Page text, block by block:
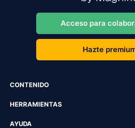
Acceso para
Hazte
CONTENIDO
HERRAMIENTAS
AYUDA